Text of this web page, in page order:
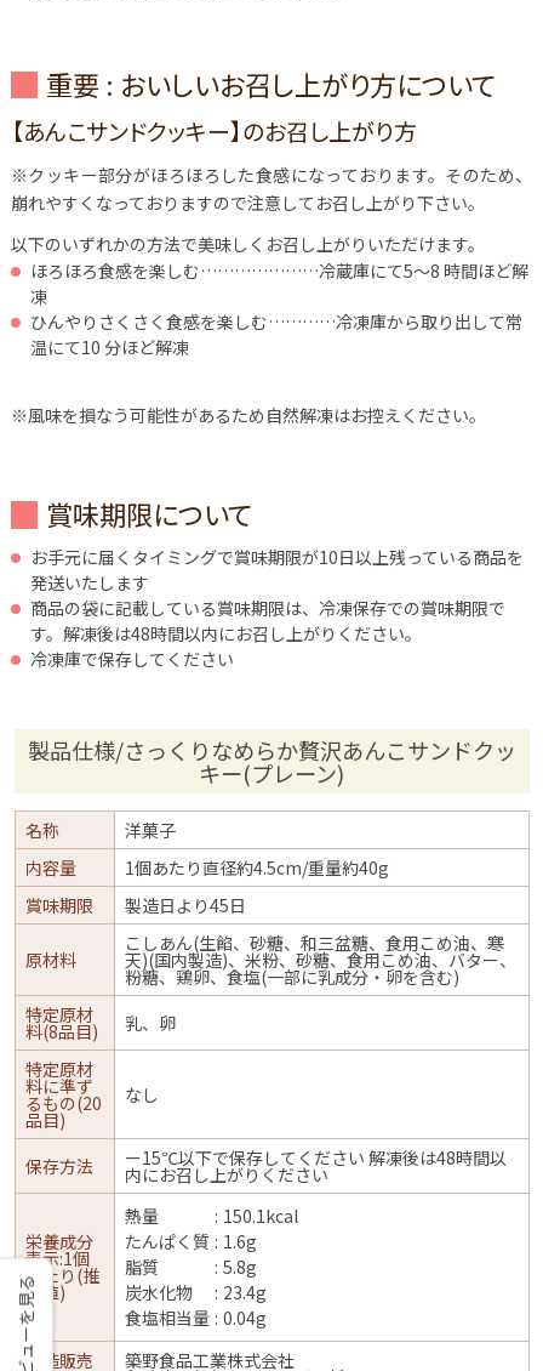
重要 : おいしいお召し上がり方について
【あんこサンドクッキー】のお召し上がり方
※クッキー部分がほろほろした食感になっております。そのため、
崩れやすくなっておりますので注意してお召し上がり下さい。
以下のいずれかの方法で美味しくお召し上がりいただけます。
ほろほろ食感を楽しむ…………………冷蔵庫にて5～8 時間ほど解
凍
ひんやりさくさく食感を楽しむ…………冷凍庫から取り出して常
温にて10 分ほど解凍
※風味を損なう可能性があるため自然解凍はお控えください。
賞味期限について
お手元に届くタイミングで賞味期限が10日以上残っている商品を
発送いたします
商品の袋に記載している賞味期限は、冷凍保存での賞味期限で
す。解凍後は48時間以内にお召し上がりください。
冷凍庫で保存してください
製品仕様/さっくりなめらか贅沢あんこサンドクッ
キー(プレーン)
名称
洋菓子
内容量
1個あたり直径約4.5cm/重量約40g
賞味期限
製造日より45日
原材料
こしあん(生餡、砂糖、和三盆糖、食用こめ油、寒
天)(国内製造)、米粉、砂糖、食用こめ油、バター、
粉糖、鶏卵、食塩(一部に乳成分・卵を含む)
特定原材
料(8品目)
乳、卵
特定原材
料に準ず
るもの(20
品目)
なし
保存方法 ー15℃以下で保存してください 解凍後は48時間以
内にお召し上がりください
栄養成分
表示:1個
あたり(推
定値)
熱量
150.1kcal
たんぱく質
1.6g
脂質
5.8g
炭水化物
23.4g
食塩相当量 0.04g
製造販売
築野食品工業株式会社
レビューを見る